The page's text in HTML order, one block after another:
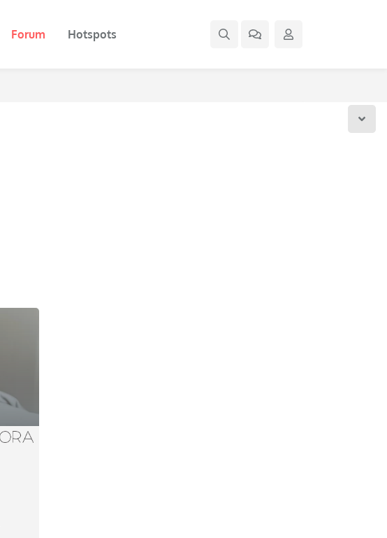
Forum Hotspots